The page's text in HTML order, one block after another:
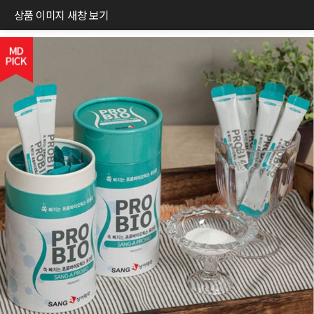
상품 이미지 새창 보기